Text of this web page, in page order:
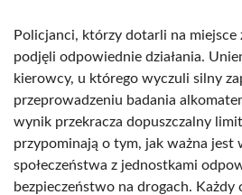
Policjanci, którzy dotarli na miejsce
podjęli odpowiednie działania.
kierowcy, u którego wyczuli silny
przeprowadzeniu badania
wynik przekracza dopuszczalny
przypominają o tym, jak ważna jest
społeczeństwa z jednostkami
bezpieczeństwo na drogach. Każdy